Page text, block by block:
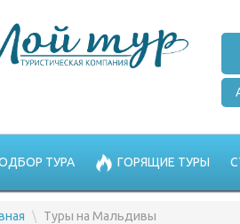
ТУРА ГОРЯЩИЕ ТУРЫ
\ Туры на Мальдивы